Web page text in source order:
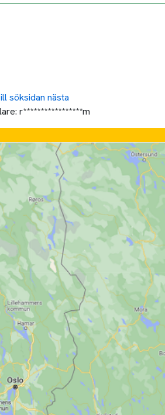
söksidan nästa
r*****************m